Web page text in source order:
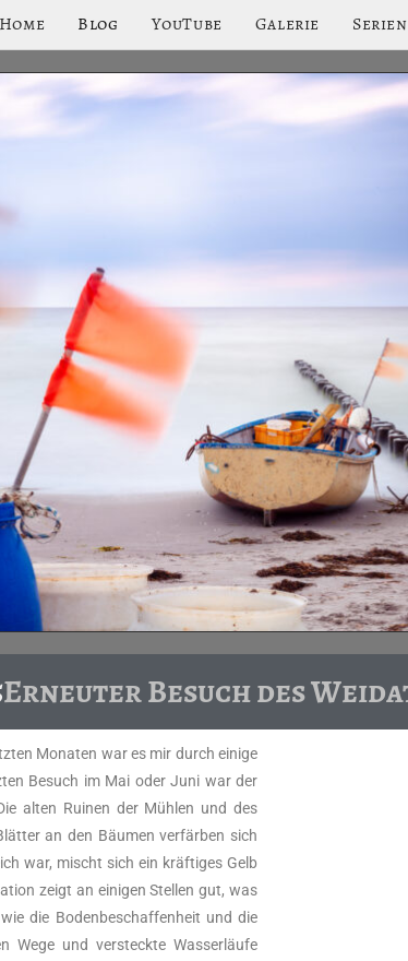
Home Blog YouTube Galerie Serien
Erneuter Besuch des
Monaten war es mir durch einige
Besuch im Mai oder Juni war der
alten Ruinen der Mühlen und des
an den Bäumen verfärben sich
war, mischt sich ein kräftiges Gelb
zeigt an einigen Stellen gut, was
die Bodenbeschaffenheit und die
Wege und versteckte Wasserläufe